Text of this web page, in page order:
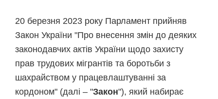
20 березня 2023 року Парламент прийняв
Закон України "Про внесення змін до деяких
законодавчих актів України щодо захисту
прав трудових мігрантів та боротьби з
шахрайством у працевлаштуванні за
кордоном" (далі – "Закон"), який набирає